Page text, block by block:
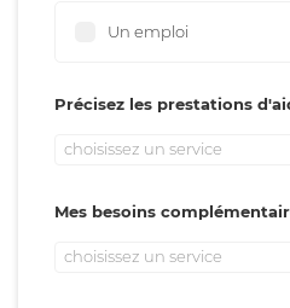
Un emploi
Précisez les prestations
choisissez un service
Mes besoins
choisissez un service